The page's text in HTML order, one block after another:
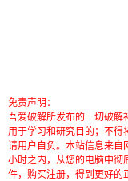
免责声明：
吾爱破解所发布的一切破解
用于学习和研究目的；不得
请用户自负。本站信息来
小时之内，从您的电脑中彻
件，购买注册，得到更好的